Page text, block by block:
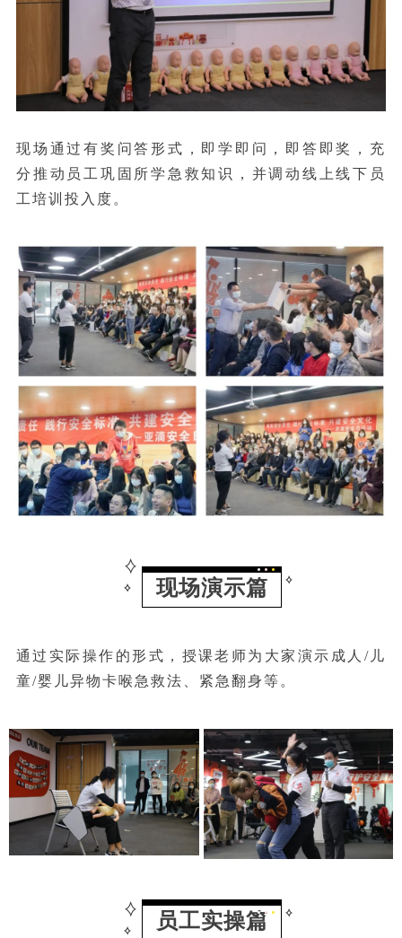
现场通过有奖问答形式，即学即问，即答即奖，充
分推动员工巩固所学急救知识，并调动线上线下员
工培训投入度。
现场演示篇
通过实际操作的形式，授课老师为大家演示成人/儿
童/婴儿异物卡喉急救法、紧急翻身等。
员工实操篇